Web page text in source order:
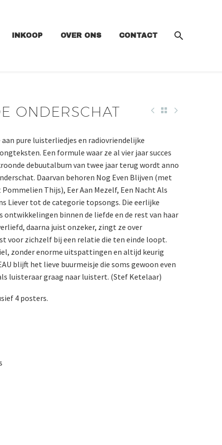
INKOOP OVER ONS CONTACT
ONDERSCHAT
aan pure luisterliedjes en radiovriendelijke
Een formule waar ze al vier jaar succes
debuutalbum van twee jaar terug wordt anno
Daarvan behoren Nog Even Blijven (met
Thijs), Eer Aan Mezelf, Een Nacht Als
Liever tot de categorie topsongs. Die eerlijke
ontwikkelingen binnen de liefde en de rest van haar
daarna juist onzeker, zingt ze over
voor zichzelf bij een relatie die ten einde loopt.
zonder enorme uitspattingen en altijd keurig
blijft het lieve buurmeisje die soms gewoon even
luisteraar graag naar luistert. (Stef Ketelaar)
4 posters.